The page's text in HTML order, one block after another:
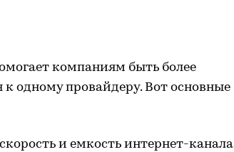
компаниям быть более
одному провайдеру. Вот основные
и емкость интернет-канала